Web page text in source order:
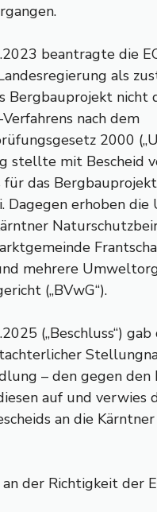
beantragte die
als
Bergbauprojekt nicht
nach dem
2000
stellte mit Bescheid
für das
Dagegen erhoben
mehrere
(„BVwG“).
(„Beschluss“) gab
– den gegen
auf und verwies
an die
der Richtigkeit der